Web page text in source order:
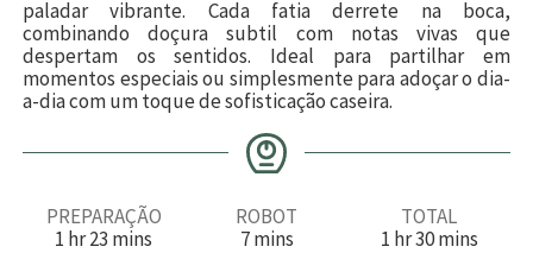
paladar vibrante. Cada fatia derrete na boca,
combinando doçura subtil com notas vivas que
despertam os sentidos. Ideal para partilhar em
momentos especiais ou simplesmente para adoçar o dia-
a-dia com um toque de sofisticação caseira.
PREPARAÇÃO
1 h
hr23 m
mins
ROBOT
7mmins
TOTAL
1hhr30mmins